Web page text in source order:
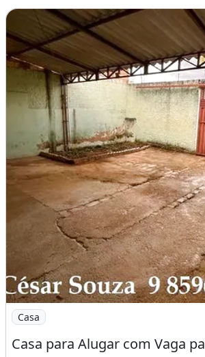
Imagem: Casa para Alugar com Vaga
Casa